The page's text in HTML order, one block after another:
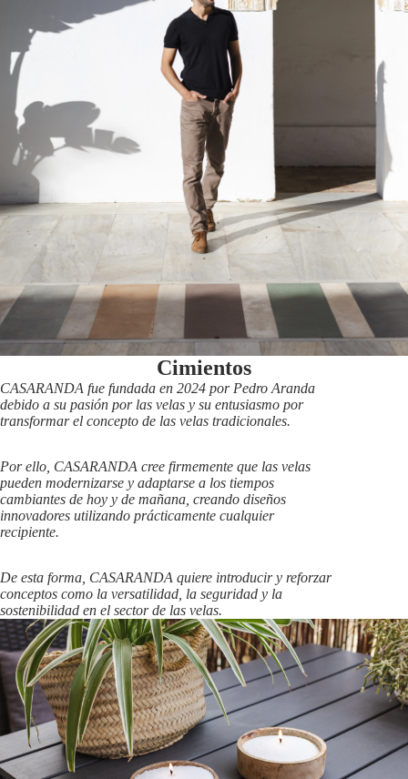
Cimientos
CASARANDA fue fundada en 2024 por Pedro Aranda
debido a su pasión por las velas y su entusiasmo por
transformar el concepto de las velas tradicionales.
Por ello, CASARANDA cree firmemente que las velas
pueden modernizarse y adaptarse a los tiempos
cambiantes de hoy y de mañana, creando diseños
innovadores utilizando prácticamente cualquier
recipiente.
De esta forma, CASARANDA quiere introducir y reforzar
conceptos como la versatilidad, la seguridad y la
sostenibilidad en el sector de las velas.